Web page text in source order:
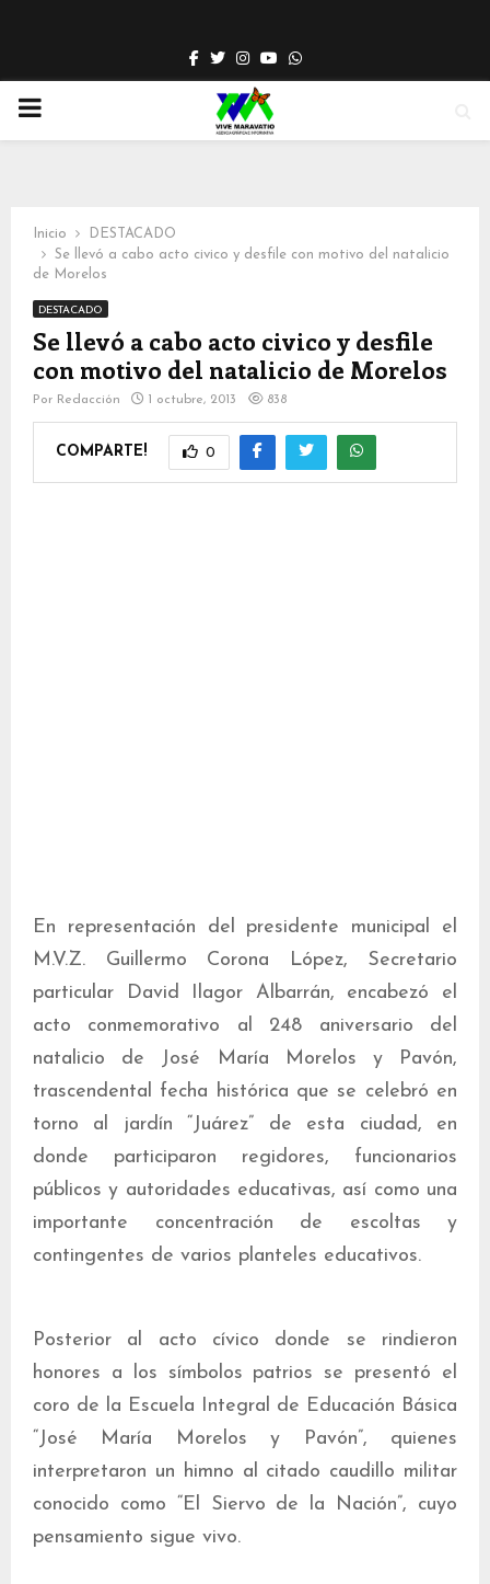
Facebook
TwitterInstagram
YoutubeWhatsapp
PRIMARY
Inicio
DESTACADO
Se llevó a cabo acto civico y desfile con motivo del natalicio
de Morelos
DESTACADO
Se llevó a cabo acto civico y desfile
con motivo del natalicio de Morelos
Por Redacción 1 octubre, 2013 838
COMPARTE! 0
En representación del presidente municipal el
M.V.Z. Guillermo Corona López, Secretario
particular David Ilagor Albarrán, encabezó el
acto conmemorativo al 248 aniversario del
natalicio de José María Morelos y Pavón,
trascendental fecha histórica que se celebró en
torno al jardín “Juárez” de esta ciudad, en
donde participaron regidores, funcionarios
públicos y autoridades educativas, así como una
importante concentración de escoltas y
contingentes de varios planteles educativos.
Posterior al acto cívico donde se rindieron
honores a los símbolos patrios se presentó el
coro de la Escuela Integral de Educación Básica
“José María Morelos y Pavón”, quienes
interpretaron un himno al citado caudillo militar
conocido como “El Siervo de la Nación”, cuyo
pensamiento sigue vivo.